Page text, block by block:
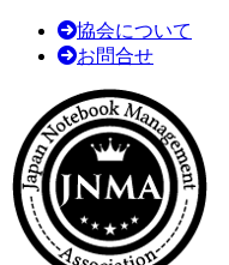
協会について
お問合せ